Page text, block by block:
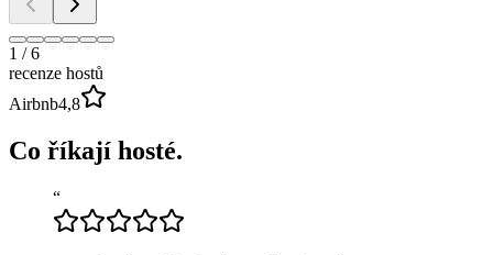
1 /6
recenze hostů
Airbnb4,8
Co říkají hosté.
“